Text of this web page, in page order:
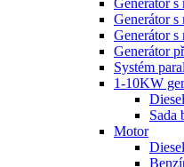
Generátor s
Generátor s
Generátor s
Generátor
Systém
1-10KW
Sada
Motor